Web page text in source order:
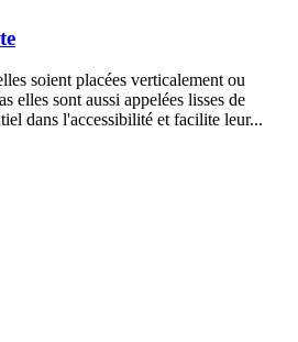
soient placées verticalement ou
elles sont aussi appelées lisses de
dans l'accessibilité et facilite leur...